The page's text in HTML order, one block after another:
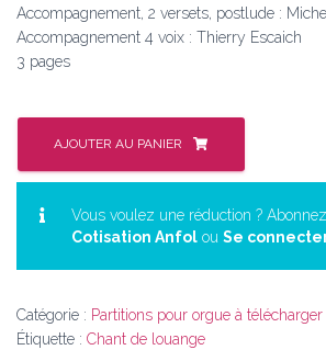
Accompagnement, 2 versets, postlude :
Accompagnement 4 voix : Thierry Escaich
3 pages
quantité
Peuple
579)
Michel
AJOUTER AU PANIER
Vous voulez une réduction ?
Cotisation Anfol ou Se
Catégorie : Partitions pour orgue à télécharger
Étiquette : Chant de louange